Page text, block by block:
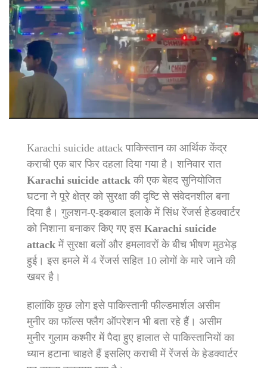
Karachi suicide attack पाकिस्तान का आर्थिक केंद्र
कराची एक बार फिर दहला दिया गया है। शनिवार रात
Karachi suicide attack की एक बेहद सुनियोजित
घटना ने पूरे क्षेत्र को सुरक्षा की दृष्टि से संवेदनशील बना
दिया है। गुलशन-ए-इकबाल इलाके में सिंध रेंजर्स हेडक्वार्टर
को निशाना बनाकर किए गए इस Karachi suicide
attack में सुरक्षा बलों और हमलावरों के बीच भीषण मुठभेड़
हुई। इस हमले में 4 रेंजर्स सहित 10 लोगों के मारे जाने की
खबर है।
हालांकि कुछ लोग इसे पाकिस्तानी फील्डमार्शल असीम
मुनीर का फॉल्स फ्लैग ऑपरेशन भी बता रहे हैं। असीम
मुनीर गुलाम कश्मीर में पैदा हुए हालात से पाकिस्तानियों का
ध्यान हटाना चाहते हैं इसलिए कराची में रेंजर्स के हेडक्वार्टर